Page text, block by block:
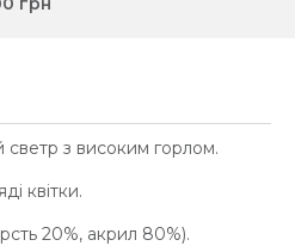
з високим горлом.
квітки.
20%, акрил 80%).